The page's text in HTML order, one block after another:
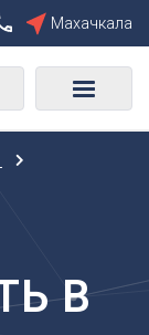
Сбросить
Махачкала
В